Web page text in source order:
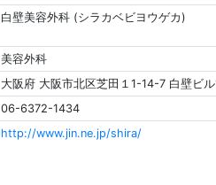
白壁美容外科 (シラカベビヨウゲカ)
美容外科
大阪府 大阪市北区芝田１1-14-7 白壁ビル
06-6372-1434
http://www.jin.ne.jp/shira/